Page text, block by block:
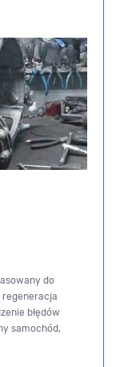
do
błędów
samochód,